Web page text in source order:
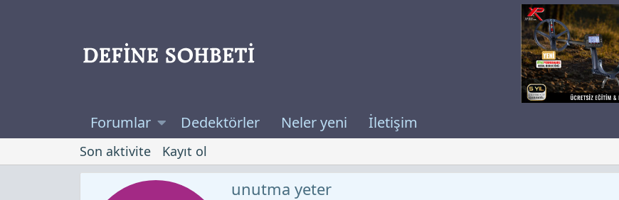
Forumlar Dedektörler Neler yeni İletişim
Son aktivite Kayıt ol
unutma yeter